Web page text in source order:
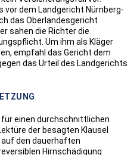
vor dem Landgericht Nürnberg-
das Oberlandesgericht
sahen die Richter die
Um ihm als Kläger
empfahl das Gericht dem
das Urteil des Landgerichts
für einen durchschnittlichen
der besagten Klausel
den dauerhaften
Hirnschädigung